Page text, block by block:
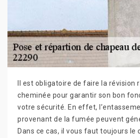
Il est obligatoire de faire la révision
cheminée pour garantir son bon
votre sécurité. En effet,
provenant de la fumée peuvent
Dans ce cas, il vous faut toujours le